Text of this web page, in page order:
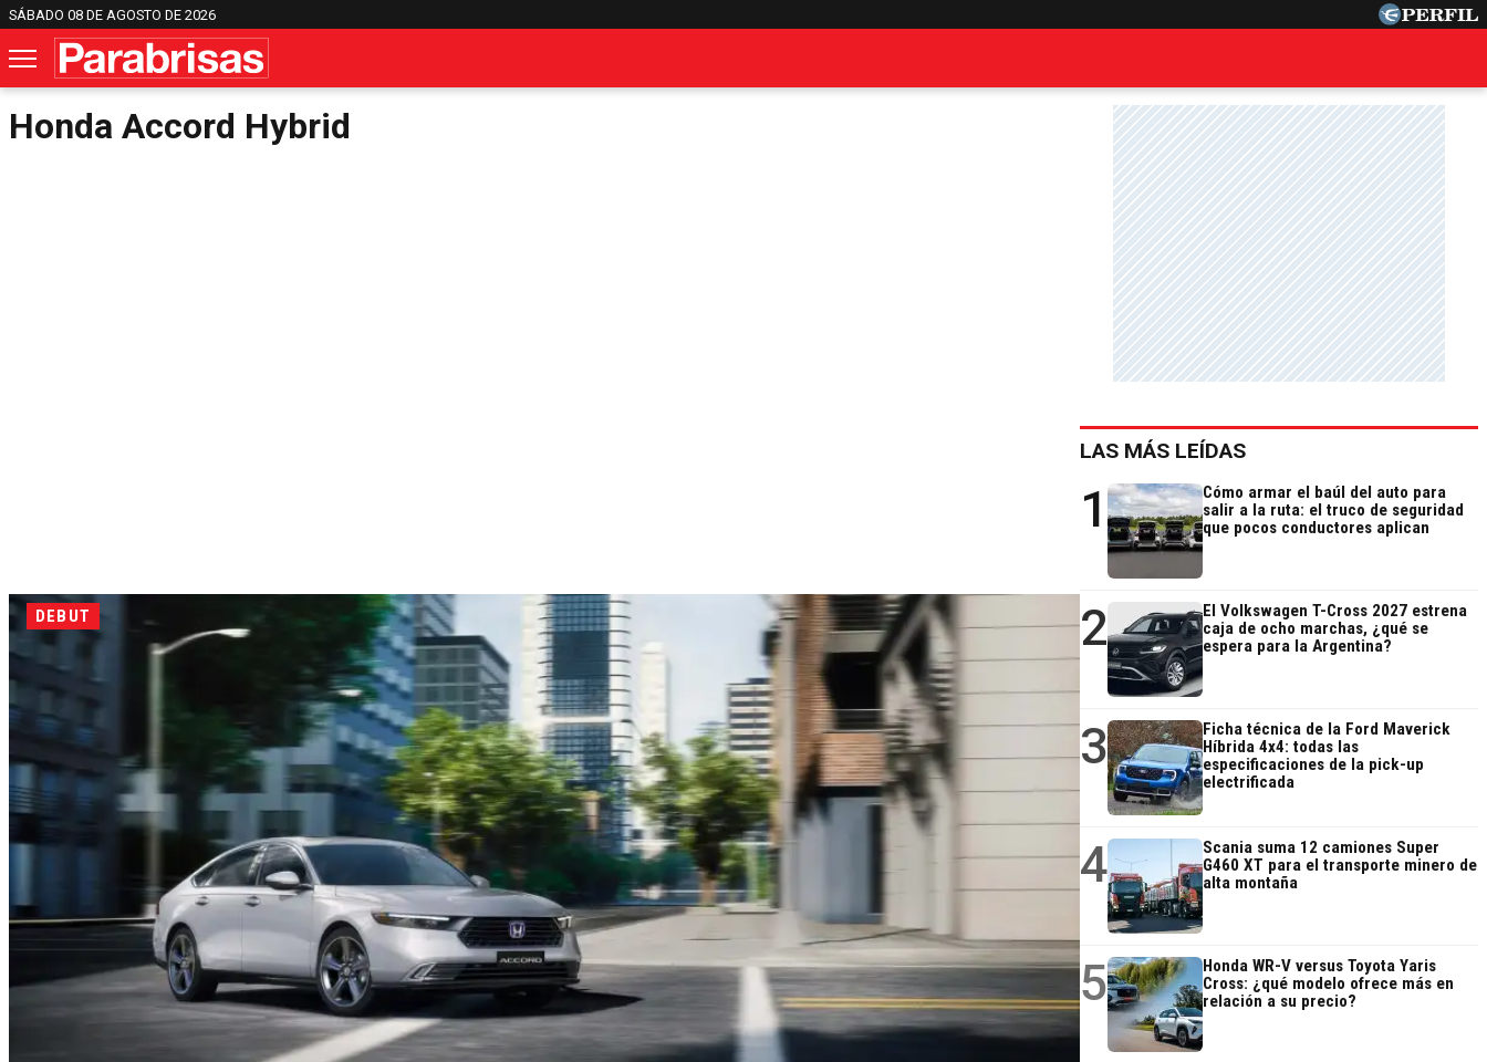
SÁBADO 08 DE AGOSTO DE 2026
Honda Accord Hybrid
DEBUT
LAS MÁS LEÍDAS
1
Cómo armar el baúl del auto para
salir a la ruta: el truco de seguridad
que pocos conductores aplican
2
El Volkswagen T-Cross 2027 estrena
caja de ocho marchas, ¿qué se
espera para la Argentina?
3
Ficha técnica de la Ford Maverick
Híbrida 4x4: todas las
especificaciones de la pick-up
electrificada
4
Scania suma 12 camiones Super
G460 XT para el transporte minero de
alta montaña
5
Honda WR-V versus Toyota Yaris
Cross: ¿qué modelo ofrece más en
relación a su precio?